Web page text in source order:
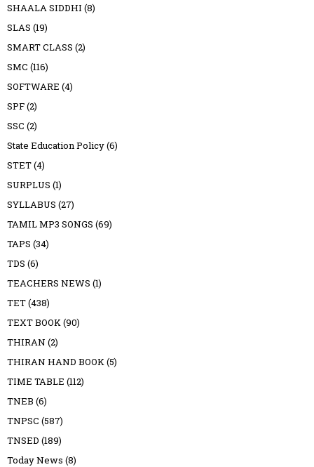
SHAALA SIDDHI (8)
SLAS (19)
SMART CLASS (2)
SMC (116)
SOFTWARE (4)
SPF(2)
SSC (2)
State Education Policy(6)
STET(4)
SURPLUS (1)
SYLLABUS (27)
TAMIL MP3 SONGS (69)
TAPS (34)
TDS (6)
TEACHERS NEWS (1)
TET(438)
TEXT BOOK(90)
THIRAN (2)
THIRAN HAND BOOK(5)
TIME TABLE (112)
TNEB (6)
TNPSC (587)
TNSED (189)
Today News (8)